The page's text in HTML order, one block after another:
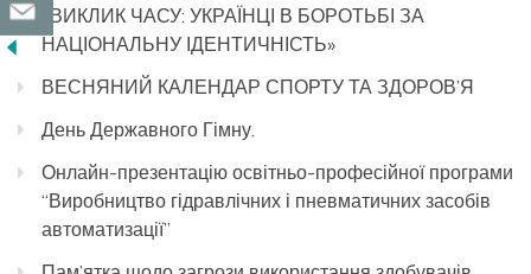
«ВИКЛИК ЧАСУ: УКРАЇНЦІ В БОРОТЬБІ ЗА
НАЦІОНАЛЬНУ ІДЕНТИЧНІСТЬ»
ВЕСНЯНИЙ КАЛЕНДАР СПОРТУ ТА ЗДОРОВ’Я
День Державного Гімну.
Онлайн-презентацію освітньо-професійної програми
“Виробництво гідравлічних і пневматичних засобів
автоматизації”